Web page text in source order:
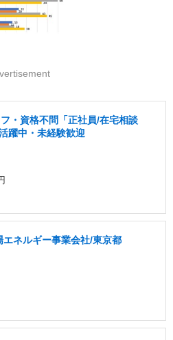
・資格不問「正社員/在宅相談
躍中・未経験歓迎
ネルギー事業会社/東京都